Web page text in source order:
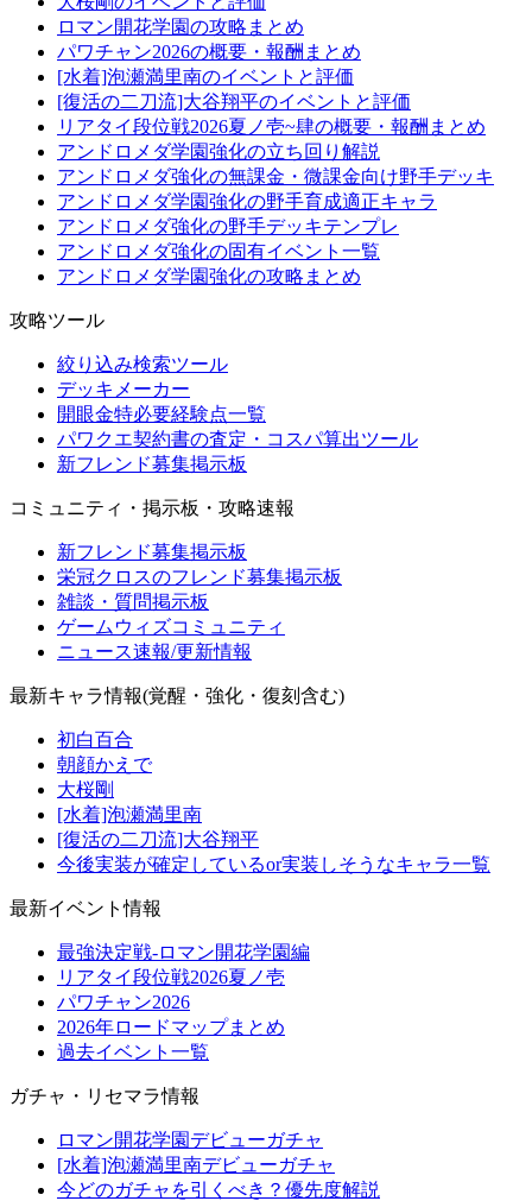
ロマン開花学園の攻略まとめ
パワチャン2026の概要・報酬まとめ
[水着]泡瀬満里南のイベントと評価
[復活の二刀流]大谷翔平のイベントと評価
リアタイ段位戦2026夏ノ壱~肆の概要・報酬まとめ
アンドロメダ学園強化の立ち回り解説
アンドロメダ強化の無課金・微課金向け野手デッキ
アンドロメダ学園強化の野手育成適正キャラ
アンドロメダ強化の野手デッキテンプレ
アンドロメダ強化の固有イベント一覧
アンドロメダ学園強化の攻略まとめ
攻略ツール
絞り込み検索ツール
デッキメーカー
開眼金特必要経験点一覧
パワクエ契約書の査定・コスパ算出ツール
新フレンド募集掲示板
コミュニティ・掲示板・攻略速報
新フレンド募集掲示板
栄冠クロスのフレンド募集掲示板
雑談・質問掲示板
ゲームウィズコミュニティ
ニュース速報/更新情報
最新キャラ情報(覚醒・強化・復刻含む)
初白百合
朝顔かえで
大桜剛
[水着]泡瀬満里南
[復活の二刀流]大谷翔平
今後実装が確定しているor実装しそうなキャラ一覧
最新イベント情報
最強決定戦-ロマン開花学園編
リアタイ段位戦2026夏ノ壱
パワチャン2026
2026年ロードマップまとめ
過去イベント一覧
ガチャ・リセマラ情報
ロマン開花学園デビューガチャ
[水着]泡瀬満里南デビューガチャ
今どのガチャを引くべき？優先度解説